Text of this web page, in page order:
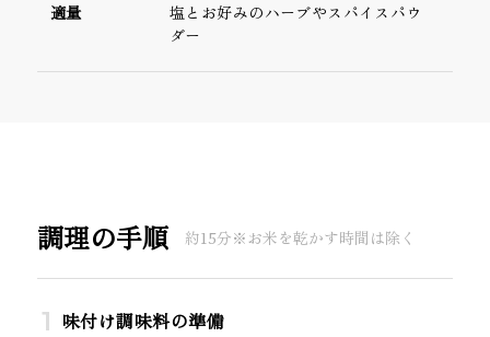
適量
塩とお好みのハーブやスパイスパウ
ダー
調理の手順 約15分※お米を乾かす時間は除く
味付け調味料の準備